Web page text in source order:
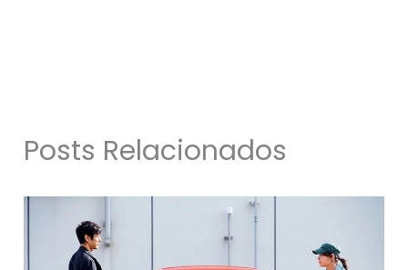
Posts Relacionados